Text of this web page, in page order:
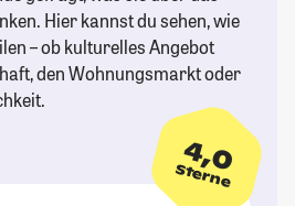
Hier kannst du sehen, wie
– ob kulturelles Angebot
den Wohnungsmarkt oder
4,0
Sterne